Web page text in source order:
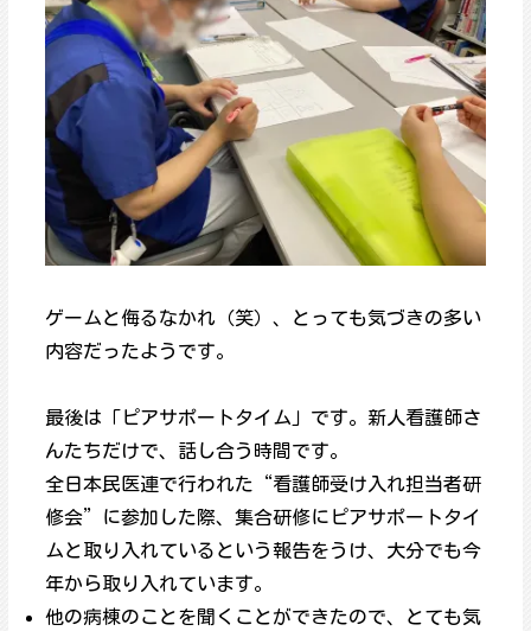
ゲームと侮るなかれ（笑）、とっても気づきの多い
内容だったようです。
最後は「ピアサポートタイム」です。新人看護師さ
んたちだけで、話し合う時間です。
全日本民医連で行われた“看護師受け入れ担当者研
修会”に参加した際、集合研修にピアサポートタイ
ムと取り入れているという報告をうけ、大分でも今
年から取り入れています。
他の病棟のことを聞くことができたので、とても気